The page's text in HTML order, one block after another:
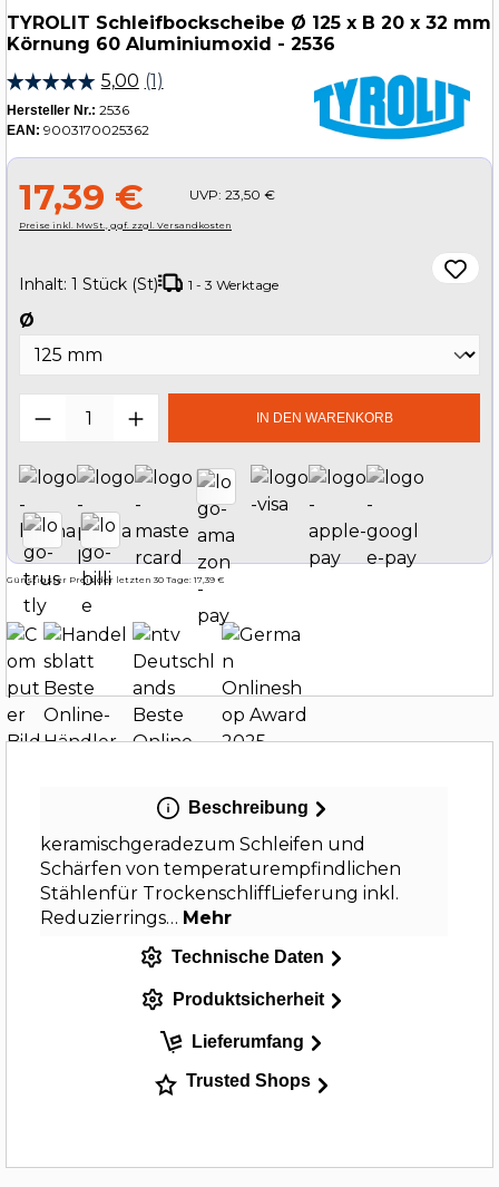
TYROLIT Schleifbockscheibe Ø 125 x B 20 x 32 mm
Körnung 60 Aluminiumoxid - 2536
Hersteller Nr.: 2536
EAN: 9003170025362
17,39 € UVP: 23,50 €
Preise inkl. MwSt., ggf. zzgl. Versandkosten
Inhalt: 1 Stück (St) 1 - 3 Werktage
Ø
Produkt Anzahl: Gib denIN DEN WARENKORB
Günstigster Preis der letzten 30 Tage: 17,39 €
Beschreibung
keramischgeradezum Schleifen und
Schärfen von temperaturempfindlichen
Stählenfür TrockenschliffLieferung inkl.
Reduzierrings… Mehr
Technische Daten
Produktsicherheit
Lieferumfang
Trusted Shops